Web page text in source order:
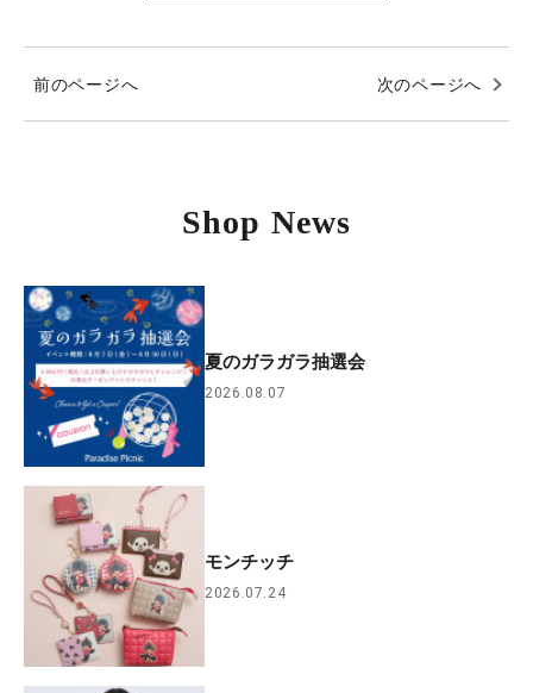
前のページへ 次のページへ
Shop News
夏のガラガラ抽選会
2026.08.07
モンチッチ
2026.07.24